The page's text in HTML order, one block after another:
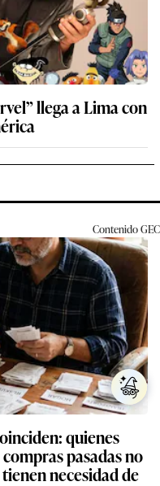
llega a Lima con
ContenidoGEC
quienes
pasadas no
necesidad de